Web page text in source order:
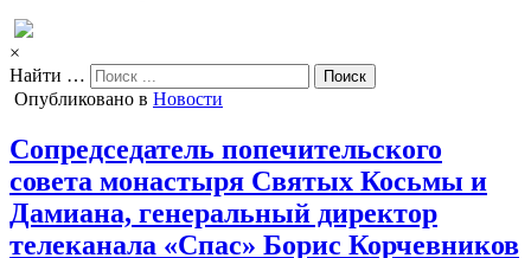
×
Найти …
Опубликовано в Новости
Сопредседатель попечительского
совета монастыря Святых Косьмы и
Дамиана, генеральный директор
телеканала «Спас» Борис Корчевников